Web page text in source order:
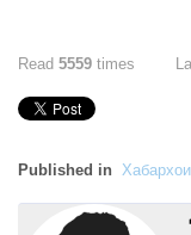
Read 5559 times
Published in